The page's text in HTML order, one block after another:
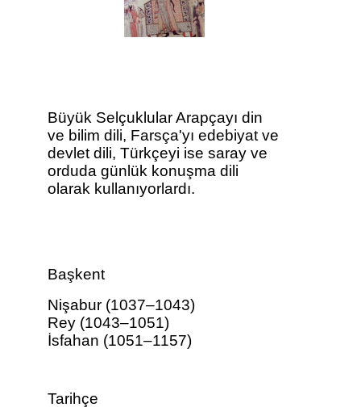
Büyük Selçuklular Arapçayı din
ve bilim dili, Farsça'yı edebiyat ve
devlet dili, Türkçeyi ise saray ve
orduda günlük konuşma dili
olarak kullanıyorlardı.
Başkent
Nişabur (1037–1043)
Rey (1043–1051)
İsfahan (1051–1157)
Tarihçe